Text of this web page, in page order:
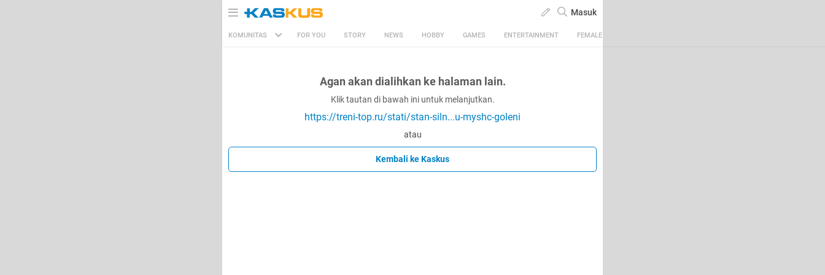
Masuk
KOMUNITAS FOR YOU STORY NEWS HOBBY GAMES ENTERTAINMENT FEMALE
Agan akan dialihkan ke halaman lain.
Klik tautan di bawah ini untuk melanjutkan.
https://treni-top.ru/stati/stan-siln...u-myshc-goleni
atau
Kembali ke Kaskus